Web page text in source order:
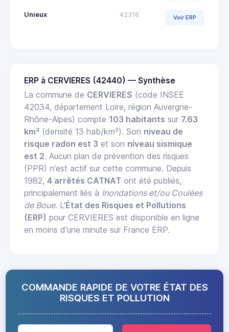
Unieux 42316 Voir ERP
ERP à CERVIERES (42440) — Synthèse
La commune de CERVIERES (code INSEE
42034, département Loire, région Auvergne-
Rhône-Alpes) compte 103 habitants sur 7.63
km² (densité 13 hab/km²). Son niveau de
risque radon est 3 et son niveau sismique
est 2. Aucun plan de prévention des risques
(PPR) n'est actif sur cette commune. Depuis
1982, 4 arrêtés CATNAT ont été publiés,
principalement liés à Inondations et/ou Coulées
de Boue. L'État des Risques et Pollutions
(ERP) pour CERVIERES est disponible en ligne
en moins d'une minute sur France ERP.
COMMANDE RAPIDE DE VOTRE ÉTAT DES
RISQUES ET POLLUTION